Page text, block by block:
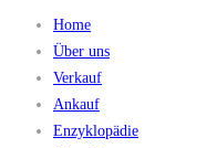
Home
Über uns
Verkauf
Ankauf
Enzyklopädie